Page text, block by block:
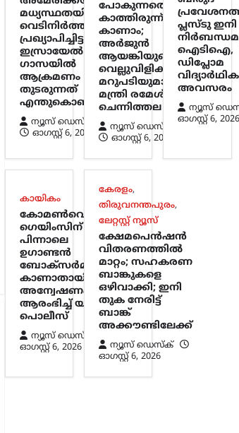
മധ്യസ്ഥതയിൽ
വെടിനിർത്തൽ
പ്രഖ്യാപിച്ചിട്ടും
ഇസ്രായേൽ
ഗാസയിൽ
ആക്രമണം
തുടരുന്നത്
എന്തുകൊണ്ട്?
ന്യൂസ് ഡെസ്ക്
ഓഗസ്റ്റ്‌ 6, 2026
പോകുന്നതെന്ന്
കാത്തിരുന്ന്
കാണാം;
അർജുൻ
ആയങ്കിയുടെ
വെല്ലുവിളിക്ക്
മറുപടിയുമായി
മന്ത്രി രമേശ്
ചെന്നിത്തല
ന്യൂസ് ഡെസ്ക്
ഓഗസ്റ്റ്‌ 6, 2026
പ്ലസ്ടു ഇനി
ഐടിഐ,
ഡിപ്ലോമ
അവസരം
ന്യൂസ്
ഓഗസ്റ്റ്‌ 6, 2026
കായികം
കോമൺവെൽത്ത്
ഗെയിംസിന്
പിന്നാലെ
ഉഗാണ്ടൻ
ബോക്സർമാരെ
കാണാതായി;
അന്വേഷണം
ആരംഭിച്ച് യുകെ
പൊലീസ്
ന്യൂസ് ഡെസ്ക്
ഓഗസ്റ്റ്‌ 6, 2026
കേരളം,
തിരുവനന്തപുരം,
ലേറ്റസ്റ്റ് ന്യൂസ്
ക്ഷേമപെൻഷൻ
വിതരണത്തിൽ
മാറ്റം; സഹകരണ
ബാങ്കുകളെ
ഒഴിവാക്കി; ഇനി
തുക നേരിട്ട്
ബാങ്ക്
അക്കൗണ്ടിലേക്ക്
ന്യൂസ് ഡെസ്ക്
ഓഗസ്റ്റ്‌ 6, 2026